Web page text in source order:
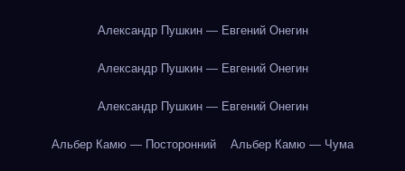
Александр Пушкин — Евгений Онегин
Александр Пушкин — Евгений Онегин
Александр Пушкин — Евгений Онегин
Альбер Камю — Посторонний Альбер Камю — Чума